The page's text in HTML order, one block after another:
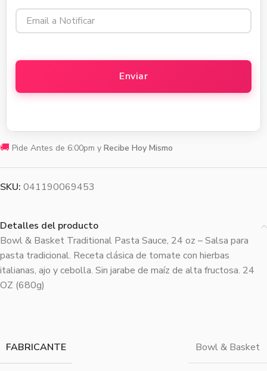
🚚 Pide Antes de 6:00pm y Recibe Hoy Mismo
SKU: 041190069453
Detalles del producto
Bowl & Basket Traditional Pasta Sauce, 24 oz – Salsa para
pasta tradicional. Receta clásica de tomate con hierbas
italianas, ajo y cebolla. Sin jarabe de maíz de alta fructosa. 24
OZ (680g)
FABRICANTE Bowl & Basket